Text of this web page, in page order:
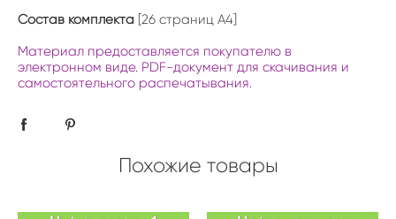
Состав комплекта [26 страниц А4]
Материал предоставляется покупателю в
электронном виде. PDF-документ для скачивания и
самостоятельного распечатывания.
Похожие товары